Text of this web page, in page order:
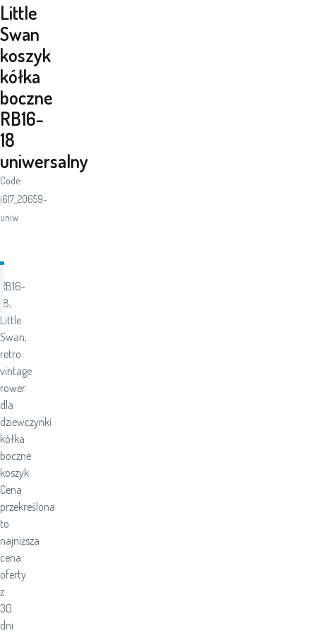
Little
Swan
koszyk
kółka
boczne
RB16-
18
uniwersalny
Code:
i617_20659-
uniw
RB16-
18,
Little
Swan,
retro
vintage
rower
dla
dziewczynki
kółka
boczne
koszyk
Cena
przekreślona
to
najniższa
cena
oferty
z
30
dni